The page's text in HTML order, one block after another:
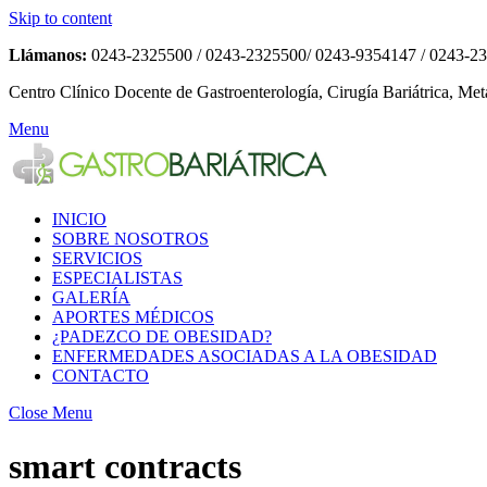
Skip to content
Llámanos: 0243-2325500 / 0243-2325500/ 0243-9354147 / 0243-
Centro Clínico Docente de Gastroenterología, Cirugía Bariátrica,
Menu
INICIO
SOBRE NOSOTROS
SERVICIOS
ESPECIALISTAS
GALERÍA
APORTES MÉDICOS
¿PADEZCO DE OBESIDAD?
ENFERMEDADES ASOCIADAS A LA OBESIDAD
CONTACTO
Close Menu
smart contracts